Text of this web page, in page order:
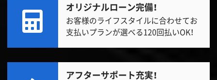
オリジナルローン完備！
お客様のライフスタイルに合わせてお
支払いプランが選べる120回払いOK！
アフターサポート充実！